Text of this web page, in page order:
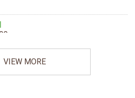
VIEW MORE